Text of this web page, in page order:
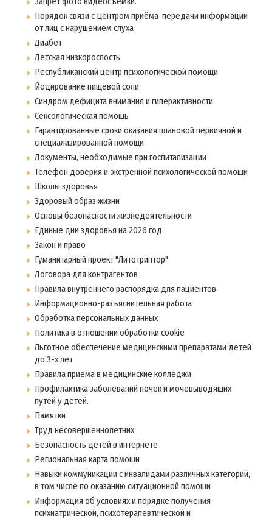
Порядок связи с Центром приёма-передачи информации
от лиц с нарушением слуха
Диабет
Детская низкорослость
Республиканский центр психологической помощи
Йодирование пищевой соли
Синдром дефицита внимания и гиперактивности
Сексологическая помощь
Гарантированные сроки оказания плановой первичной и
специализированной помощи
Документы, необходимые при госпитализации
Телефон доверия и экстренной психологической помощи
Школы здоровья
Здоровый образ жизни
Основы безопасности жизнедеятельности
Единые дни здоровья на 2026 год
Закон и право
Гуманитарный проект "Литотриптор"
Договора для контрагентов
Правила внутреннего распорядка для пациентов
Информационно-разъяснительная работа
Обработка персональных данных
Политика в отношении обработки cookie
Льготное обеспечение медицинскими препаратами детей
до 3-х лет
Правила приема в медицинские колледжи
Профилактика заболеваний почек и мочевыводящих
путей у детей.
Памятки
Труд несовершеннолетних
Безопасность детей в интернете
Региональная карта помощи
Навыки коммуникации с инвалидами различных категорий,
в том числе по оказанию ситуационной помощи
Информация об условиях и порядке получения
психиатрической, психотерапевтической и